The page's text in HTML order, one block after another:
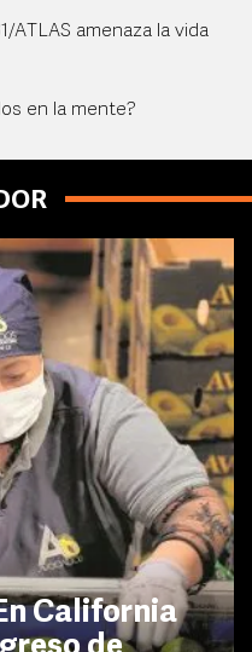
ATLAS amenaza la vida
en la mente?
California